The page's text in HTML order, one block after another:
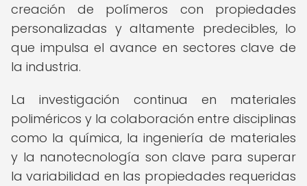
creación de polímeros con propiedades
personalizadas y altamente predecibles, lo
que impulsa el avance en sectores clave de
la industria.
La investigación continua en materiales
poliméricos y la colaboración entre disciplinas
como la química, la ingeniería de materiales
y la nanotecnología son clave para superar
la variabilidad en las propiedades requeridas